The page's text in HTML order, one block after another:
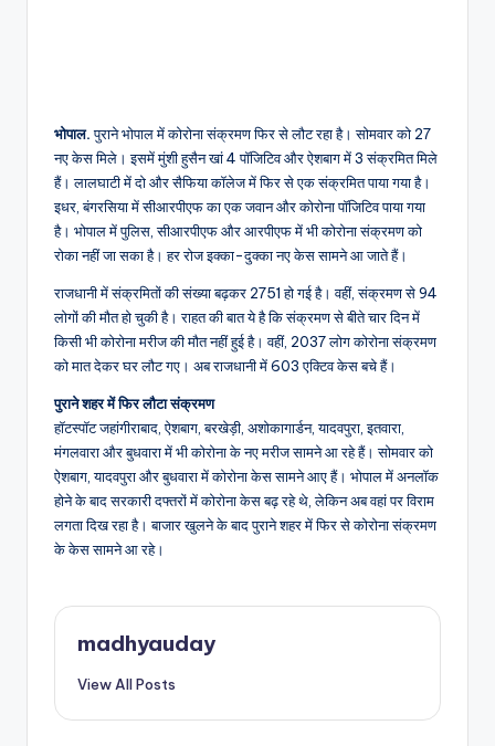
in
e
H
in
di
N
e
w
P
o
rt
भोपाल.पुराने भोपाल में कोरोना संक्रमण फिर से लौट रहा है। सोमवार को 27
नए केस मिले। इसमें मुंशी हुसैन खां 4 पॉजिटिव और ऐशबाग में 3 संक्रमित मिले
हैं। लालघाटी में दो और सैफिया कॉलेज में फिर से एक संक्रमित पाया गया है।
इधर, बंगरसिया में सीआरपीएफ का एक जवान और कोरोना पॉजिटिव पाया गया
है। भोपाल में पुलिस, सीआरपीएफ और आरपीएफ में भी कोरोना संक्रमण को
रोका नहीं जा सका है। हर रोज इक्का-दुक्का नए केस सामने आ जाते हैं।
राजधानी में संक्रमितों की संख्या बढ़कर 2751 हो गई है। वहीं, संक्रमण से 94
लोगों की मौत हो चुकी है। राहत की बात ये है कि संक्रमण से बीते चार दिन में
किसी भी कोरोना मरीज की मौत नहीं हुई है। वहीं, 2037 लोग कोरोना संक्रमण
को मात देकर घर लौट गए। अब राजधानी में 603 एक्टिव केस बचे हैं।
पुराने शहर में फिर लौटा संक्रमण
हॉटस्पॉट जहांगीराबाद, ऐशबाग, बरखेड़ी, अशोकागार्डन, यादवपुरा, इतवारा,
मंगलवारा और बुधवारा में भी कोरोना के नए मरीज सामने आ रहे हैं। सोमवार को
ऐशबाग, यादवपुरा और बुधवारा में कोरोना केस सामने आए हैं। भोपाल में अनलॉक
होने के बाद सरकारी दफ्तरों में कोरोना केस बढ़ रहे थे, लेकिन अब वहां पर विराम
लगता दिख रहा है। बाजार खुलने के बाद पुराने शहर में फिर से कोरोना संक्रमण
के केस सामने आ रहे।
madhyauday
View All Posts